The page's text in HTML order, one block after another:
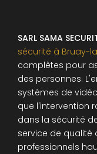
SARL SAMA
sécurité à Bruay-
complètes pour
des personnes.
systèmes de
que l'intervention
dans la sécurité
service de qualité
professionnels